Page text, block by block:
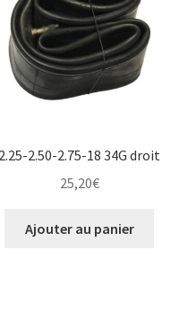
2.25-2.50-2.75-18 34G droit
25,20€
Ajouter au panier